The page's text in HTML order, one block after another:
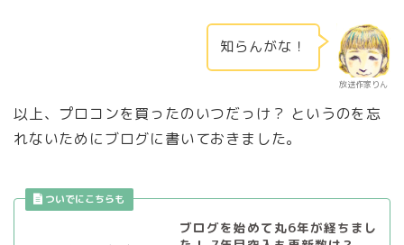
放送作家りん
知らんがな！
以上、プロコンを買ったのいつだっけ？ というのを忘
れないためにブログに書いておきました。
ブログを始めて丸6年が経ちまし